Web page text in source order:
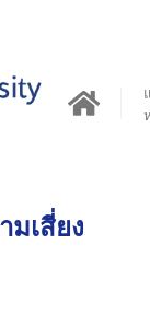
มเสี่ยง